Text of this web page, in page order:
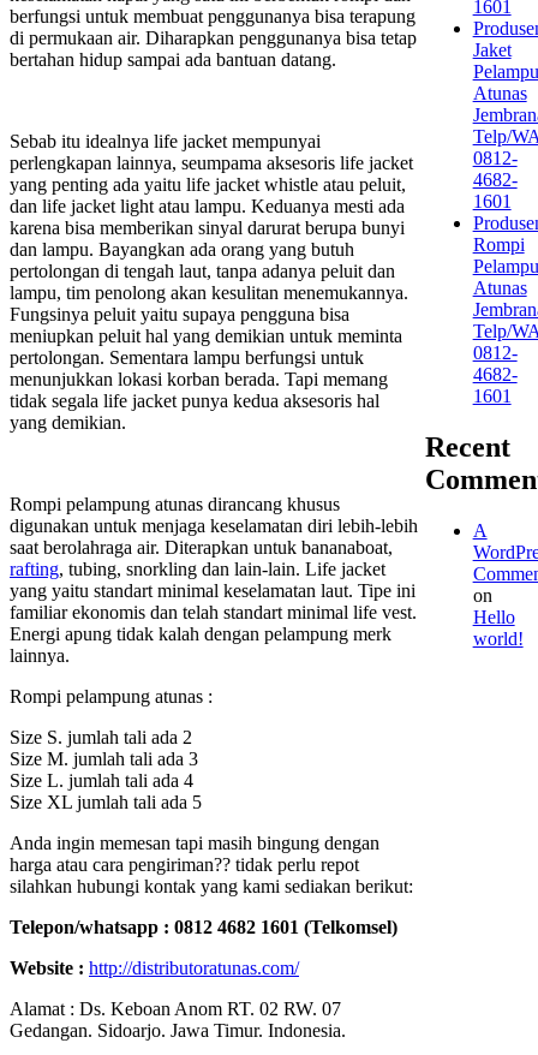
berfungsi untuk membuat penggunanya bisa terapung
di permukaan air. Diharapkan penggunanya bisa tetap
bertahan hidup sampai ada bantuan datang.
Sebab itu idealnya life jacket mempunyai
perlengkapan lainnya, seumpama aksesoris life jacket
yang penting ada yaitu life jacket whistle atau peluit,
dan life jacket light atau lampu. Keduanya mesti ada
karena bisa memberikan sinyal darurat berupa bunyi
dan lampu. Bayangkan ada orang yang butuh
pertolongan di tengah laut, tanpa adanya peluit dan
lampu, tim penolong akan kesulitan menemukannya.
Fungsinya peluit yaitu supaya pengguna bisa
meniupkan peluit hal yang demikian untuk meminta
pertolongan. Sementara lampu berfungsi untuk
menunjukkan lokasi korban berada. Tapi memang
tidak segala life jacket punya kedua aksesoris hal
yang demikian.
Rompi pelampung atunas dirancang khusus
digunakan untuk menjaga keselamatan diri lebih-lebih
saat berolahraga air. Diterapkan untuk bananaboat,
rafting, tubing, snorkling dan lain-lain. Life jacket
yang yaitu standart minimal keselamatan laut. Tipe ini
familiar ekonomis dan telah standart minimal life vest.
Energi apung tidak kalah dengan pelampung merk
lainnya.
Rompi pelampung atunas :
Size S. jumlah tali ada 2
Size M. jumlah tali ada 3
Size L. jumlah tali ada 4
Size XL jumlah tali ada 5
Anda ingin memesan tapi masih bingung dengan
harga atau cara pengiriman?? tidak perlu repot
silahkan hubungi kontak yang kami sediakan berikut:
Telepon/whatsapp : 0812 4682 1601 (Telkomsel)
Website : http://distributoratunas.com/
Alamat : Ds. Keboan Anom RT. 02 RW. 07
Gedangan. Sidoarjo. Jawa Timur. Indonesia.
1601
Jaket
Atunas
Telp/
0812-
4682-
1601
Rompi
Atunas
Telp/
0812-
4682-
1601
Recent
A
on
Hello
world!